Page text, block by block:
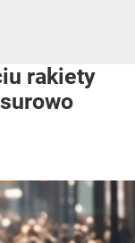
rakiety